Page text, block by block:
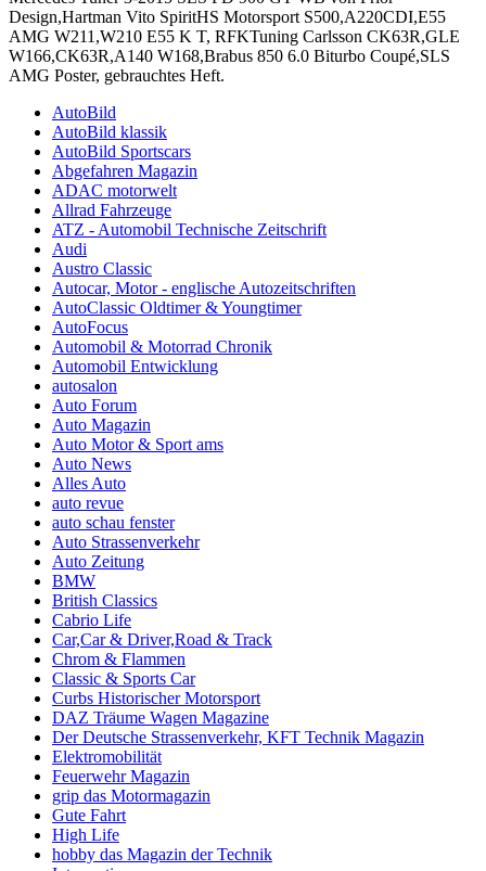
Design,Hartman Vito SpiritHS Motorsport S500,A220CDI,E55
AMG W211,W210 E55 K T, RFKTuning Carlsson CK63R,GLE
W166,CK63R,A140 W168,Brabus 850 6.0 Biturbo Coupé,SLS
AMG Poster, gebrauchtes Heft.
AutoBild
AutoBild klassik
AutoBild Sportscars
Abgefahren Magazin
ADAC motorwelt
Allrad Fahrzeuge
ATZ - Automobil Technische Zeitschrift
Audi
Austro Classic
Autocar, Motor - englische Autozeitschriften
AutoClassic Oldtimer & Youngtimer
AutoFocus
Automobil & Motorrad Chronik
Automobil Entwicklung
autosalon
Auto Forum
Auto Magazin
Auto Motor & Sport ams
Auto News
Alles Auto
auto revue
auto schau fenster
Auto Strassenverkehr
Auto Zeitung
BMW
British Classics
Cabrio Life
Car,Car & Driver,Road & Track
Chrom & Flammen
Classic & Sports Car
Curbs Historischer Motorsport
DAZ Träume Wagen Magazine
Der Deutsche Strassenverkehr, KFT Technik Magazin
Elektromobilität
Feuerwehr Magazin
grip das Motormagazin
Gute Fahrt
High Life
hobby das Magazin der Technik